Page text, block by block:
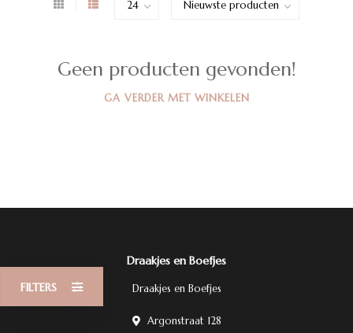
FILTERS
Geen producten gevonden!
GA VERDER MET WINKELEN
Draakjes en Boefjes
Draakjes en Boefjes
Argonstraat 128